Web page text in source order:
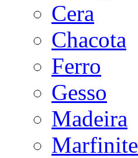
Cera
Chacota
Ferro
Gesso
Madeira
Marfinite